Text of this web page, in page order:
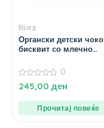
Bjorg
Органски детски чоко
бисквит со млечно
0
од
0
245,00 ден
Прочитај повеќе